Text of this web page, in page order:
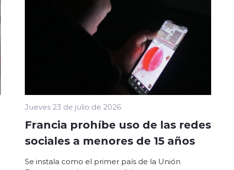
Jueves 23 de julio de 2026
Francia prohíbe uso de las redes
sociales a menores de 15 años
Se instala como el primer país de la Unión